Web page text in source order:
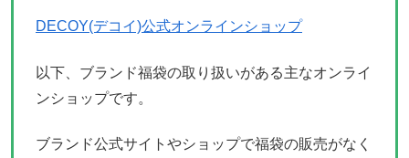
DECOY(デコイ)公式オンラインショップ
以下、ブランド福袋の取り扱いがある主なオンライ
ンショップです。
ブランド公式サイトやショップで福袋の販売がなく